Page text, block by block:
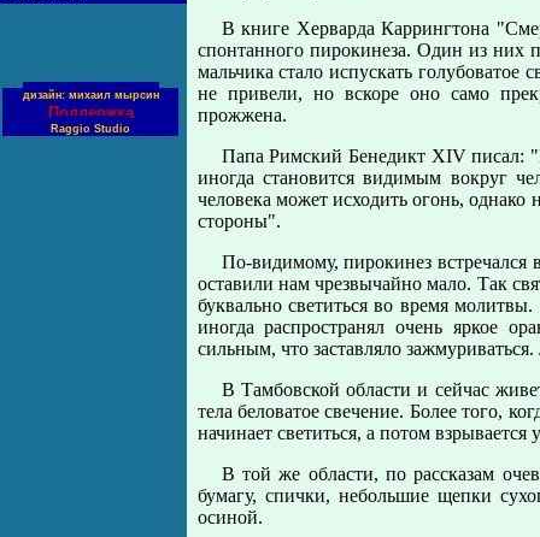
дизайн: михаил мырсин
Поддержка
Raggio Studio
В книге Херварда Каррингтона
спонтанного пирокинеза. Один из них
мальчика стало испускать голубоватое
не привели, но вскоре оно само
прожжена.
Папа Римский Бенедикт XIV писал:
иногда становится видимым вокруг
человека может исходить огонь, однако
стороны".
По-видимому, пирокинез встречался
оставили нам чрезвычайно мало. Так
буквально светиться во время
иногда распространял очень яркое
сильным, что заставляло
В Тамбовской области и сейчас
тела беловатое свечение. Более того,
начинает светиться, а потом взрывается
В той же области, по рассказам
бумагу, спички, небольшие щепки
осиной.